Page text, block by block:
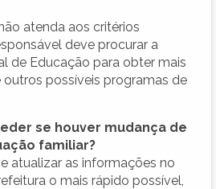
atenda aos critérios
deve procurar a
de Educação para obter mais
possíveis programas de
se houver mudança de
familiar?
atualizar as informações no
o mais rápido possível,